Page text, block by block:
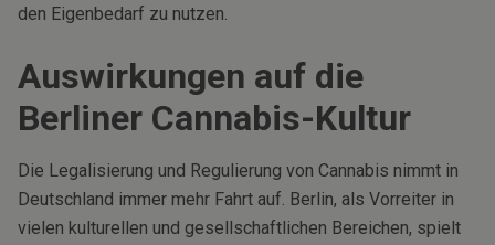
den Eigenbedarf zu nutzen.
Auswirkungen auf die
Berliner Cannabis-Kultur
Die Legalisierung und Regulierung von Cannabis nimmt in
Deutschland immer mehr Fahrt auf. Berlin, als Vorreiter in
vielen kulturellen und gesellschaftlichen Bereichen, spielt